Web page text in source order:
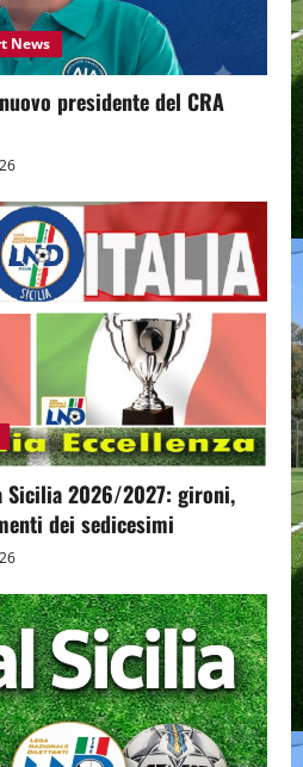
News
presidente del CRA
Sicilia 2026/2027: gironi,
dei sedicesimi